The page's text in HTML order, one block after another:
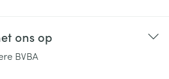
ons op
BVBA